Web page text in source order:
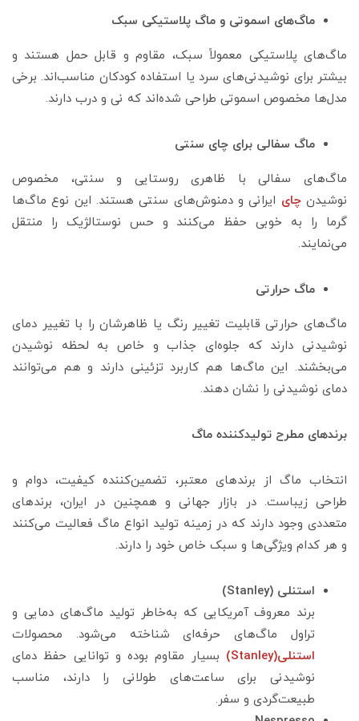
ماگ‌های اسموتی و ماگ پلاستیکی سبک
ماگ‌های پلاستیکی معمولاً سبک، مقاوم و قابل حمل هستند و
بیشتر برای نوشیدنی‌های سرد یا استفاده کودکان مناسب‌اند. برخی
مدل‌ها مخصوص اسموتی طراحی شده‌اند که نی و درب دارند.
ماگ سفالی برای چای سنتی
ماگ‌های سفالی با ظاهری روستایی و سنتی، مخصوص
نوشیدنچای ایرانی و دمنوش‌های سنتی هستند. این نوع ماگ‌ها
گرما را به خوبی حفظ می‌کنند و حس نوستالژیک را منتقل
می‌نمایند.
ماگ حرارتی
ماگ‌های حرارتی قابلیت تغییر رنگ یا ظاهرشان را با تغییر دمای
نوشیدنی دارند که جلوه‌ای جذاب و خاص به لحظه نوشیدن
می‌بخشند. این ماگ‌ها هم کاربرد تزئینی دارند و هم می‌توانند
دمای نوشیدنی را نشان دهند.
برندهای مطرح تولیدکننده ماگ
انتخاب ماگ از برندهای معتبر، تضمین‌کننده کیفیت، دوام و
طراحی زیباست. در بازار جهانی و همچنین در ایران، برندهای
متعددی وجود دارند که در زمینه تولید انواع ماگ فعالیت می‌کنند
و هر کدام ویژگی‌ها و سبک خاص خود را دارند.
استنلی (Stanley)
برند معروف آمریکایی که به‌خاطر تولید ماگ‌های دمایی و
تراول ماگ‌های حرفه‌ای شناخته می‌شود. محصولات
استنلی(Stanley)
بسیار مقاوم بوده و توانایی حفظ دمای
نوشیدنی برای ساعت‌های طولانی را دارند، مناسب
طبیعت‌گردی و سفر.